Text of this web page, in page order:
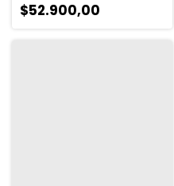
$52.900,00